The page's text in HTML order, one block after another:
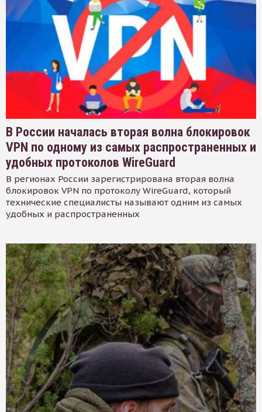
В России началась вторая волна блокировок
VPN по одному из самых распространенных и
удобных протоколов WireGuard
В регионах России зарегистрирована вторая волна
блокировок VPN по протоколу WireGuard, который
технические специалисты называют одним из самых
удобных и распространенных